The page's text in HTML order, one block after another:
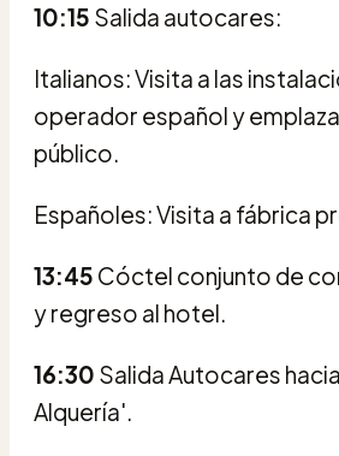
10:15 Salida autocares:
Italianos: Visita a las
operador español y
público.
Españoles: Visita a fábrica
13:45 Cóctel conjunto de
y regreso al hotel.
16:30 Salida Autocares
Alquería'.